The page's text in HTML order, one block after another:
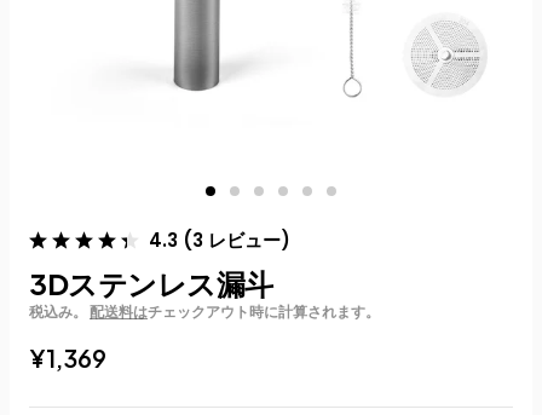
4.3 (3 レビュー)
3Dステンレス漏斗
税込み。 配送料はチェックアウト時に計算されます。
¥1,369